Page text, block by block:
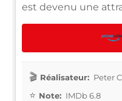
est devenu une
Réalisateur: Peter
Note: IMDb 6.8